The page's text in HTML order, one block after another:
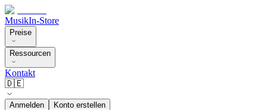
MusikIn-Store
Preise
Ressourcen
Kontakt
🇩🇪
Anmelden Konto erstellen